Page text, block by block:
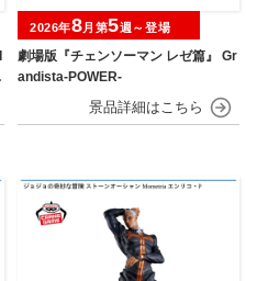
劇場版『チェンソーマン レゼ篇』 Gr
andista-POWER-
2026年8月第5週～登場